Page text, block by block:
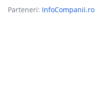
Parteneri: InfoCompanii.ro